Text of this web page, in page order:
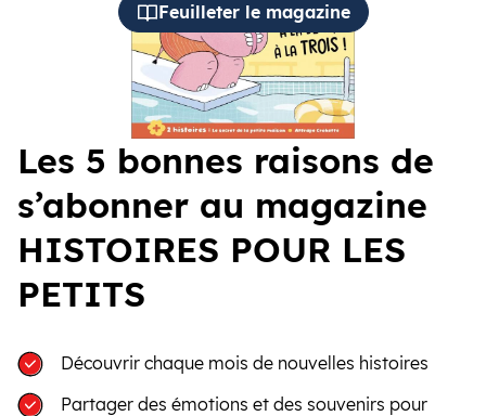
Feuilleter le magazine
Les 5 bonnes raisons de
s’abonner au magazine
HISTOIRES POUR LES
PETITS
Découvrir chaque mois de nouvelles histoires
Partager des émotions et des souvenirs pour